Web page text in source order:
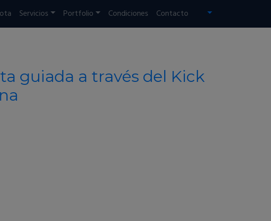
Servicios Portfolio Condiciones Contacto
guiada a través del Kick